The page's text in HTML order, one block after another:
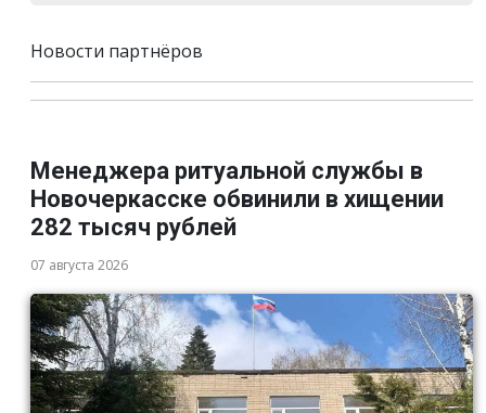
Новости партнёров
Менеджера ритуальной службы в
Новочеркасске обвинили в хищении
282 тысяч рублей
07 августа 2026